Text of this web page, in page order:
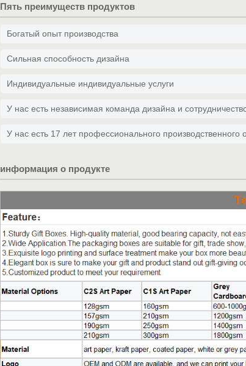
Пять преимуществ продуктов
Богатый опыт производства
Сильная способность дизайна
Индивидуальные индивидуальные услуги
У нас есть независимая команда дизайна и
У нас есть 17 лет профессионального
информация о продукте